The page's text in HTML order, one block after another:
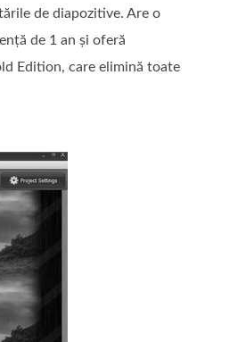
de diapozitive. Are o
de 1 an și oferă
Edition, care elimină toate